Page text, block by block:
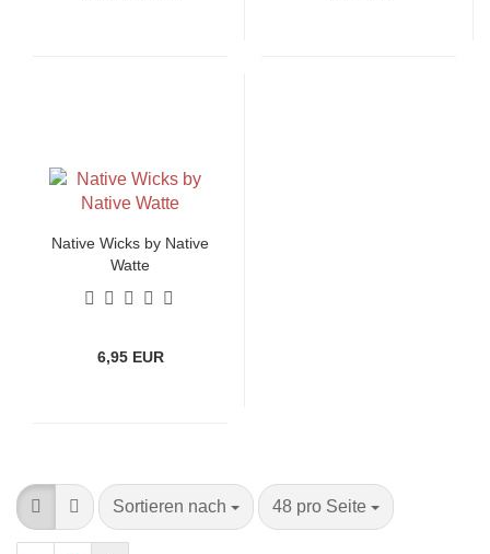
Native Wicks by Native
Watte
6,95 EUR
Sortieren nach
Sortieren nach 48 pro Seite
pro Seite